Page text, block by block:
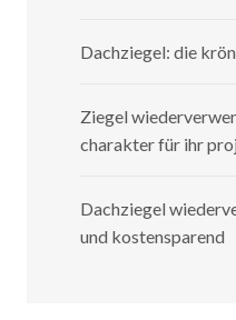
Dachziegel: die
Ziegel
charakter für ihr
Dachziegel
und kostensparend